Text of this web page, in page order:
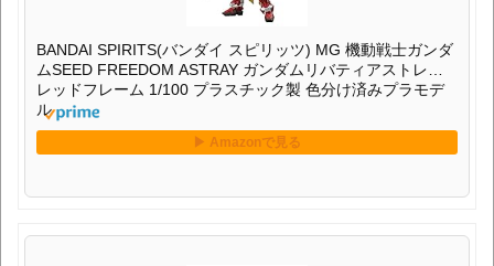
BANDAI SPIRITS(バンダイ スピリッツ) MG 機動戦士ガンダ
ムSEED FREEDOM ASTRAY ガンダムリバティアストレイ
レッドフレーム 1/100 プラスチック製 色分け済みプラモデ
ル